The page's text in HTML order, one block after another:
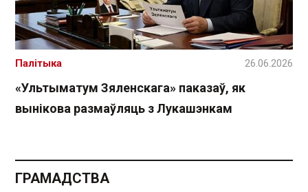
«Ультыматум Зяленскага» паказаў, як
вынікова размаўляць з Лукашэнкам
Палітыка 26.06.2026
ГРАМАДСТВА